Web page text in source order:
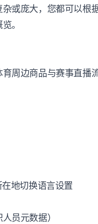
或庞大，您都可以根
。
周边商品与赛事直播流
地切换语言设置
员元数据）